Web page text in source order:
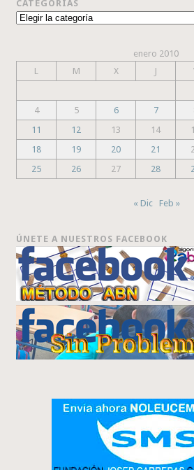
CATEGORÍAS
Categorías
enero 2010
L
M X J
4
5 6 7
11
12 13 14
18
19 20 21
25
26 27 28
« Dic Feb »
ÚNETE A NUESTROS FACEBOOK